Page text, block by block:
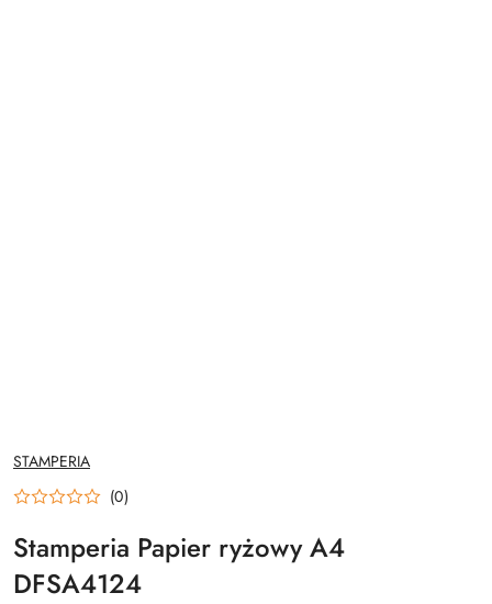
NAZWA
PRODUCENTA:
STAMPERIA
(0)
Stamperia Papier ryżowy A4
DFSA4124